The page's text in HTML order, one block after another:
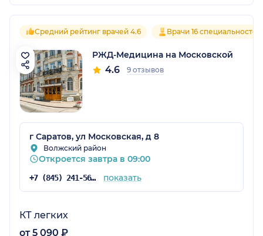
Средний рейтинг врачей 4.6 Врачи 16 специальностей
РЖД-Медицина на Московской
4.6 9 отзывов
г Саратов, ул Московская, д 8
Волжский район
Откроется завтра в 09:00
+7 (845) 241-56-30 показать
КТ легких
от 5 090 ₽